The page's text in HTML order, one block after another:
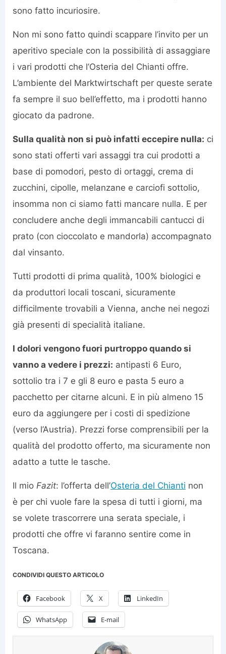
sono fatto incuriosire.
Non mi sono fatto quindi scappare l’invito per un
aperitivo speciale con la possibilità di assaggiare
i vari prodotti che l’Osteria del Chianti offre.
L’ambiente del Marktwirtschaft per queste serate
fa sempre il suo bell’effetto, ma i prodotti hanno
giocato da padrone.
Sulla qualità non si può infatti eccepire nulla: ci
sono stati offerti vari assaggi tra cui prodotti a
base di pomodori, pesto di ortaggi, crema di
zucchini, cipolle, melanzane e carciofi sottolio,
insomma non ci siamo fatti mancare nulla. E per
concludere anche degli immancabili cantucci di
prato (con cioccolato e mandorla) accompagnato
dal vinsanto.
Tutti prodotti di prima qualità, 100% biologici e
da produttori locali toscani, sicuramente
difficilmente trovabili a Vienna, anche nei negozi
già presenti di specialità italiane.
I dolori vengono fuori purtroppo quando si
vanno a vedere i prezzi: antipasti 6 Euro,
sottolio tra i 7 e gli 8 euro e pasta 5 euro a
pacchetto per citarne alcuni. E in più almeno 15
euro da aggiungere per i costi di spedizione
(verso l’Austria). Prezzi forse comprensibili per la
qualità del prodotto offerto, ma sicuramente non
adatto a tutte le tasche.
Il mio Fazit: l’offerta dell’Osteria del Chianti non
è per chi vuole fare la spesa di tutti i giorni, ma
se volete trascorrere una serata speciale, i
prodotti che offre vi faranno sentire come in
Toscana.
CONDIVIDI QUESTO ARTICOLO
Facebook X LinkedIn
WhatsApp E-mail